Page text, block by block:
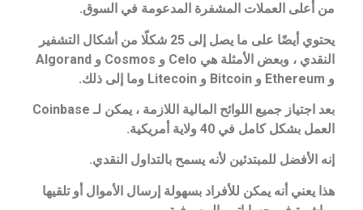
من أعلى العملات المشفرة المدعومة في السوق.
يحتوي أيضًا على ما يصل إلى 25 شكلًا من أشكال التشفير
النقدي ، وبعض الأمثلة هي Celo و Cosmos و Algorand
و Ethereum و Bitcoin و Litecoin وما إلى ذلك.
بعد اجتياز جميع اللوائح المالية اللازمة ، يمكن لـ Coinbase
العمل بشكل كامل في 40 ولاية أمريكية.
إنه الأفضل للمبتدئين لأنه يسمح بالتداول النقدي.
هذا يعني أنه يمكن للأفراد بسهولة إرسال الأموال أو تلقيها